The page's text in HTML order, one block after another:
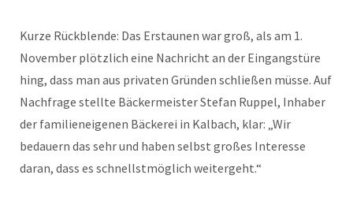
Kurze Rückblende: Das Erstaunen war groß, als am 1.
November plötzlich eine Nachricht an der Eingangstüre
hing, dass man aus privaten Gründen schließen müsse. Auf
Nachfrage stellte Bäckermeister Stefan Ruppel, Inhaber
der familieneigenen Bäckerei in Kalbach, klar: „Wir
bedauern das sehr und haben selbst großes Interesse
daran, dass es schnellstmöglich weitergeht.“